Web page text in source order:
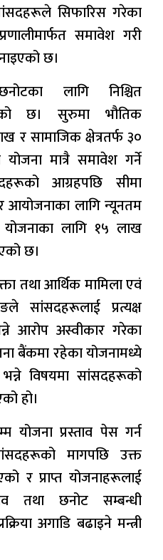
सिफारिस गरेका
समावेश गरी
छ।
लागि निश्चित
छ। सुरुमा भौतिक
र सामाजिक क्षेत्रतर्फ ३०
मात्रै समावेश गर्ने
आग्रहपछि सीमा
आयोजनाका लागि न्यूनतम
लागि १५ लाख
छ।
तथा आर्थिक मामिला एवं
सांसदहरूलाई प्रत्यक्ष
आरोप अस्वीकार गरेका
बैंकमा रहेका योजनामध्ये
विषयमा सांसदहरूको
हो।
योजना प्रस्ताव पेस गर्न
मागपछि उक्त
र प्राप्त योजनाहरूलाई
तथा छनोट सम्बन्धी
अगाडि बढाइने मन्त्री